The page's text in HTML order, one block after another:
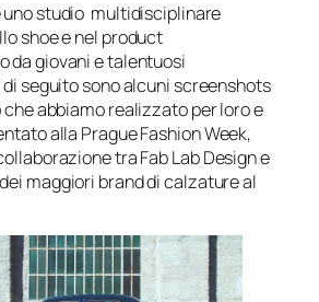
uno studio multidisciplinare
shoe e nel product
da giovani e talentuosi
seguito sono alcuni screenshots
abbiamo realizzato per loro e
alla Prague Fashion Week,
tra Fab Lab Design e
maggiori brand di calzature al